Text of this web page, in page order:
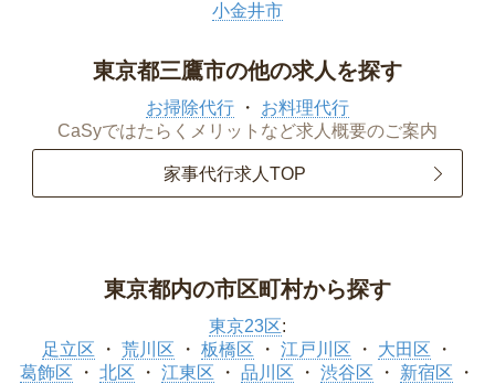
小金井市
東京都三鷹市の他の求人を探す
お掃除代行
お料理代行
CaSyではたらくメリットなど求人概要のご案内
家事代行求人TOP
東京都内の市区町村から探す
東京23区:
足立区
荒川区 板橋区 江戸川区
大田区
葛飾区
北区 江東区 品川区 渋谷区
新宿区